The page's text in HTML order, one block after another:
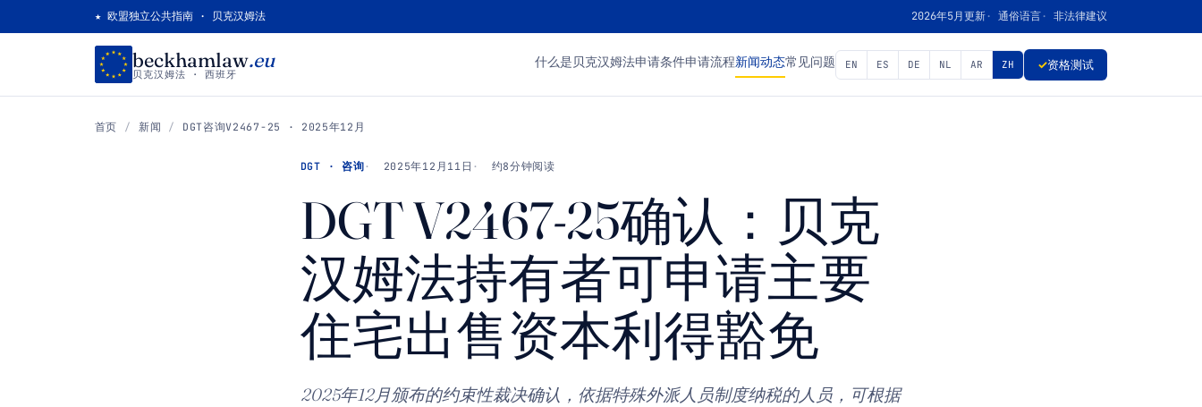
★ 欧盟独立公共指南 · 贝克汉姆法 2026年5月更新 通俗语言 非法律建议
beckhamlaw.eu
贝克汉姆法 · 西班牙
什么是贝克汉姆法申请条件申请流程新闻动态常见问题 EN ES DE NL AR ZH ✓资格测试
首页 / 新闻 / DGT咨询V2467-25 · 2025年12月
DGT · 咨询 2025年12月11日 约8分钟阅读
DGT V2467-25确认：贝克
汉姆法持有者可申请主要
住宅出售资本利得豁免
2025年12月颁布的约束性裁决确认，依据特殊外派人员制度纳税的人员，可根据